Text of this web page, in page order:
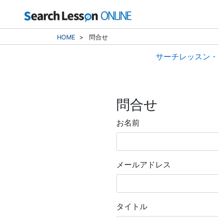
HOME > 問合せ
サーチレッスン
問合せ
お名前
メールアドレス
タイトル